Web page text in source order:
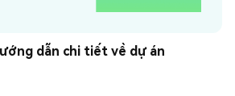
dẫn chi tiết về dự án